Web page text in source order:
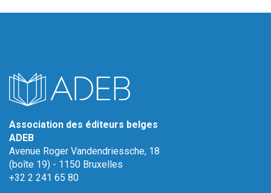
Association des éditeurs belges
ADEB
Avenue Roger Vandendriessche, 18
(boîte 19) - 1150 Bruxelles
+32 2 241 65 80